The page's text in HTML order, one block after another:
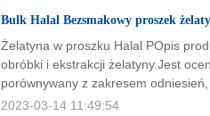
Bulk Halal Bezsmakowy proszek
Żelatyna w proszku Halal POpis
obróbki i ekstrakcji żelatyny.Jest
porównywany z zakresem odniesień,
2023-03-14 11:49:54